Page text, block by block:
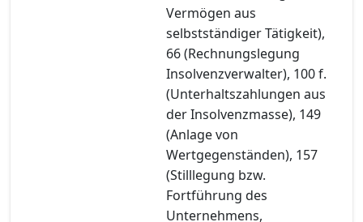
Vermögen aus
selbstständiger Tätigkeit),
66 (Rechnungslegung
Insolvenzverwalter), 100 f.
(Unterhaltszahlungen aus
der Insolvenzmasse), 149
(Anlage von
Wertgegenständen), 157
(Stilllegung bzw.
Fortführung des
Unternehmens,